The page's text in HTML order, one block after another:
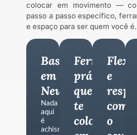
colocar em movimento —
passo a passo específico,
e espaço para ser quem você é.
Baseado
em
Neurociência
Nada
aqui
é
achismo.
práticas
que
te
colocam
e
com
o